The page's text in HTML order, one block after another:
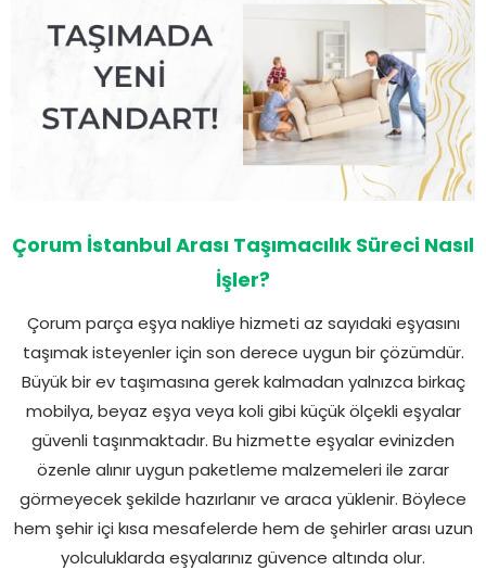
Çorum İstanbul Arası Taşımacılık Süreci Nasıl
İşler?
Çorum parça eşya nakliye hizmeti az sayıdaki eşyasını
taşımak isteyenler için son derece uygun bir çözümdür.
Büyük bir ev taşımasına gerek kalmadan yalnızca birkaç
mobilya, beyaz eşya veya koli gibi küçük ölçekli eşyalar
güvenli taşınmaktadır. Bu hizmette eşyalar evinizden
özenle alınır uygun paketleme malzemeleri ile zarar
görmeyecek şekilde hazırlanır ve araca yüklenir. Böylece
hem şehir içi kısa mesafelerde hem de şehirler arası uzun
yolculuklarda eşyalarınız güvence altında olur.